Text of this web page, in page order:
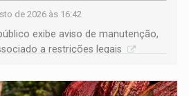
de 2026 às 16:42
exibe aviso de manutenção,
a restrições legais